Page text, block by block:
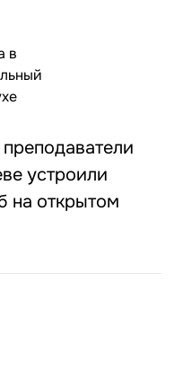
устроили
на открытом